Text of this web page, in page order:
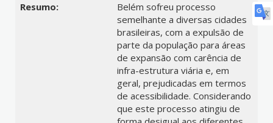
Resumo:
Belém sofreu processo
semelhante a diversas cidades
brasileiras, com a expulsão de
parte da população para áreas
de expansão com carência de
infra-estrutura viária e, em
geral, prejudicadas em termos
de acessibilidade. Considerando
que este processo atingiu de